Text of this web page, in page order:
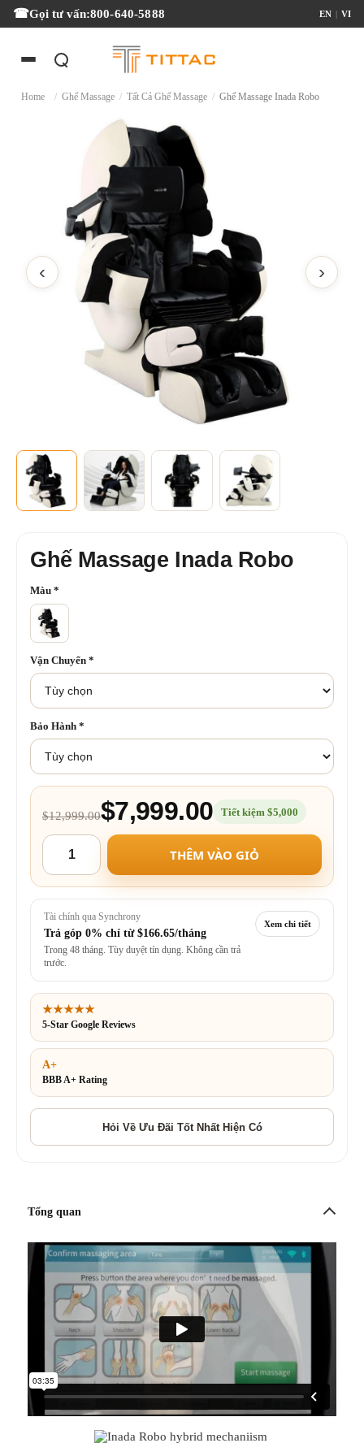
Gọi tư vấn:800-640-5888 EN | VI
Home / Ghế Massage / Tất Cả Ghế Massage / Ghế Massage Inada Robo
‹ ›
Ghế Massage Inada Robo
Màu *
Vận Chuyển *
Bảo Hành *
$12,999.00$7,999.00 Tiết kiệm $5,000
THÊM VÀO GIỎ
Tài chính qua Synchrony
Trả góp 0% chỉ từ $166.65/tháng
Trong 48 tháng. Tùy duyệt tín dụng. Không cần trả
trước.
Xem chi tiết
★★★★★
5-Star Google Reviews
A+
BBB A+ Rating
Tổng quan